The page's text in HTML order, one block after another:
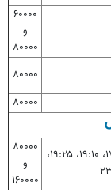
۶۰۰۰۰
و
۸۰۰۰۰
۸۰۰۰۰
۸۰۰۰۰
۱۱:۳۰، ۱۱:۴۵، ۱۳:۲۰، ۱۵:۱۵، ۱۵:۲۵، ۱۶:۴۰، ۱۷:۱۵، ۱۹:۱۰، ۱۹:۲۵،
۸۰۰۰۰
و
۱۶۰۰۰۰